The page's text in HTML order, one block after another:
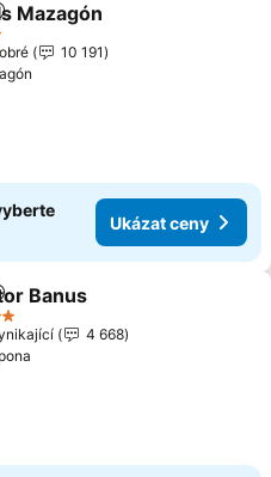
na seznam oblíbených
Mazagón
10 191
Ukázat ceny
na seznam oblíbených
Banus
hvězdiček
4 668